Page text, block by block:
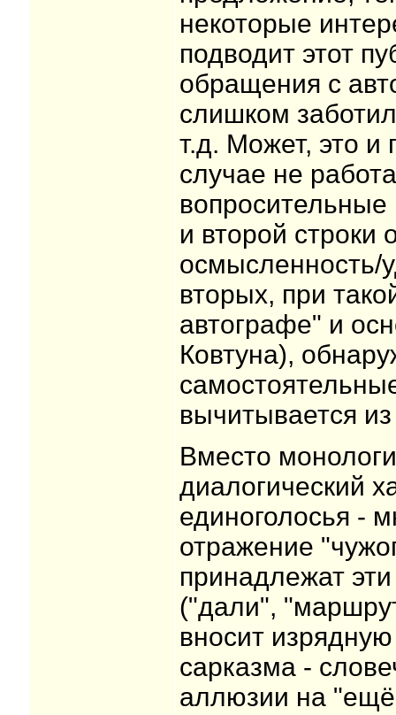
некоторые
подводит этот
обращения с
слишком
т.д. Может, это
случае не
вопросительные
и второй строки
осмысленность/
вторых, при
автографе" и
Ковтуна),
вычитывается
Вместо
диалогический
единоголосья -
отражение
принадлежат
("дали",
вносит
сарказма -
аллюзии на "ещё